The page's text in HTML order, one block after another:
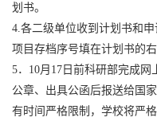
划书。
4.各二级单位收到计划书和
项目存档序号填在计划书的
5． 10月 17 日前科研部完成网
公章、出具公函后报送给国
有时间严格限制，学校将严